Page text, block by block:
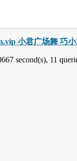
小君广场舞 巧
second(s), 11